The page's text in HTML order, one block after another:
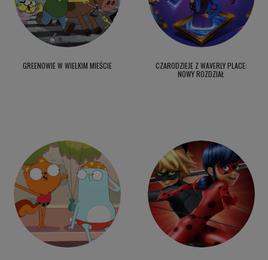
GREENOWIE W WIELKIM MIEŚCIE
CZARODZIEJE Z WAVERLY PLACE:
NOWY ROZDZIAŁ